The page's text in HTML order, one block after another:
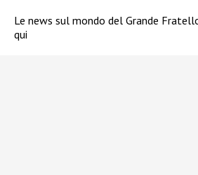
Le news sul mondo del Grande
qui